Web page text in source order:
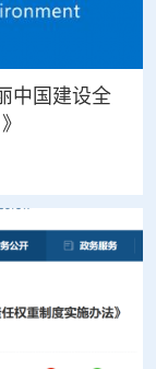
中国建设全